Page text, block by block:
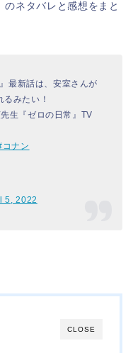
ネタバレと感想をまと
』最新話は、安室さんが
みたい！
生『ゼロの日常』TV
コナン
5, 2022
CLOSE